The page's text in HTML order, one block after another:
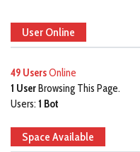
User Online
49 UsersOnline
1 UserBrowsing This Page.
Users: 1 Bot
Space Available